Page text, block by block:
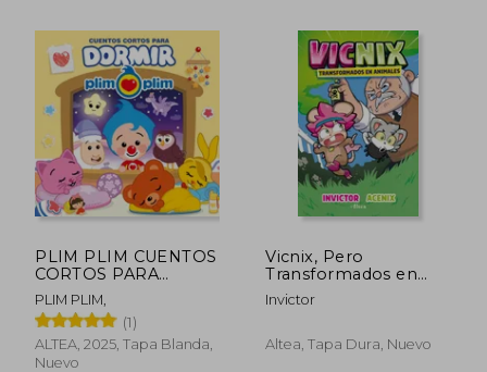
45%
dcto.
$ 37.98
$ 20.89
45%
dcto.
PLIM PLIM CUENTOS
CORTOS PARA
DORMIR (en ALTEA)
PLIM PLIM,
(1)
ALTEA, 2025, Tapa Blanda,
Nuevo
Vicnix, Pero
Transformados en
Animales
Invictor
Altea, Tapa Dura, Nuevo